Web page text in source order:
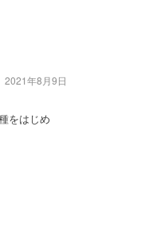
をはじめ
2021年8月9日